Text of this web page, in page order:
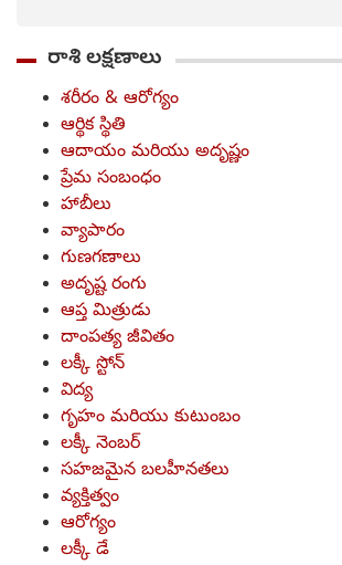
రాశి లక్షణాలు
శరీరం & ఆరోగ్యం
ఆర్థిక స్థితి
ఆదాయం మరియు అదృష్ణం
ప్రేమ సంబంధం
హాబీలు
వ్యాపారం
గుణగణాలు
అదృష్ట రంగు
ఆప్త మిత్రుడు
దాంపత్య జీవితం
లక్కీ స్టోన్
విద్య
గృహం మరియు కుటుంబం
లక్కీ నెంబర్
సహజమైన బలహీనతలు
వ్యక్తిత్వం
ఆరోగ్యం
లక్కీ డే